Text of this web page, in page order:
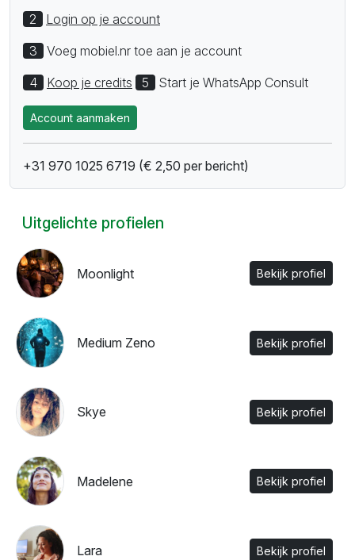
2
Login op je account
3
Voeg mobiel.nr toe aan je account
4
Koop je credits 5 Start je WhatsApp Consult
Account aanmaken
+31 970 1025 6719 (€ 2,50 per bericht)
Uitgelichte profielen
Moonlight Bekijk profiel
Medium Zeno Bekijk profiel
Skye Bekijk profiel
Madelene Bekijk profiel
Lara Bekijk profiel